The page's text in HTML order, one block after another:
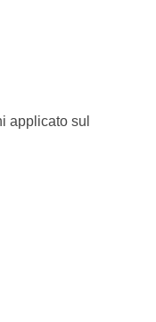
applicato sul